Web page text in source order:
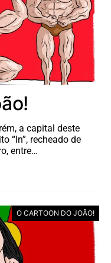
a capital deste
“In”, recheado de
entre…
O CARTOON DO JOÃO!